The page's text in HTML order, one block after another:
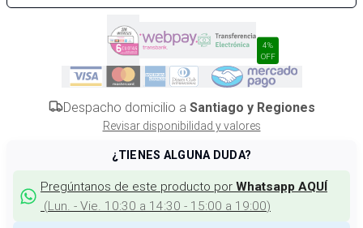
4%
OFF
Despacho domicilio a Santiago y Regiones
Revisar disponibilidad y valores
¿TIENES ALGUNA DUDA?
Pregúntanos de este producto por Whatsapp AQUÍ
(Lun. - Vie. 10:30 a 14:30 - 15:00 a 19:00)